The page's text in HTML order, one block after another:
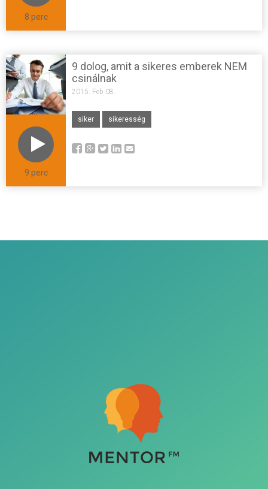
8 perc
9 perc
9 dolog, amit a sikeres emberek NEM
csinálnak
2015. Feb 08.
siker sikeresség